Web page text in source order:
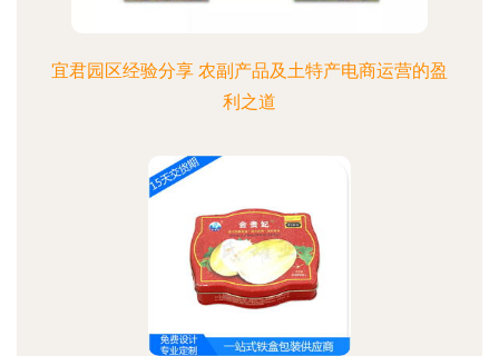
宜君园区经验分享 农副产品及土特产电商运营的盈
利之道